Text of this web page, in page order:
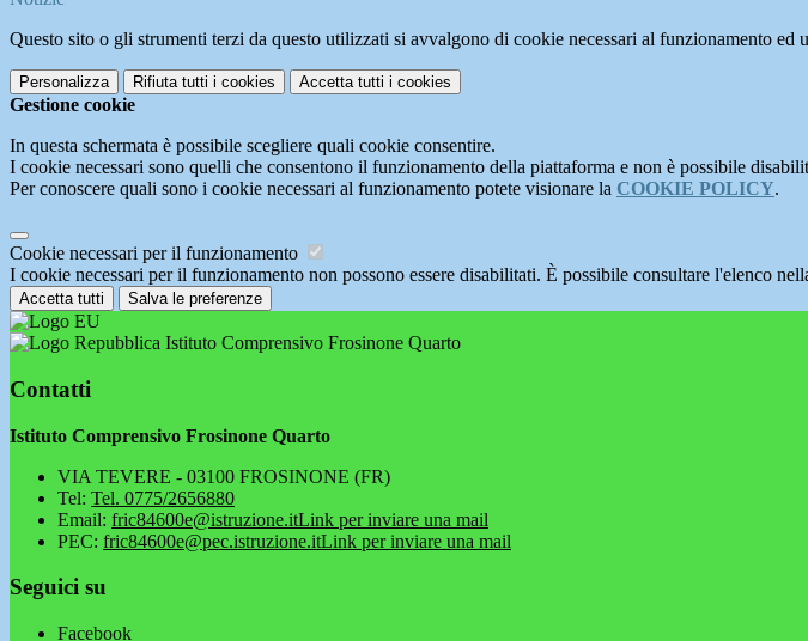
Questo sito o gli strumenti terzi da questo utilizzati si avvalgono di cookie necessari al funzionamento ed
Personalizza Rifiuta tutti i cookies Accetta tutti i cookies
Gestione cookie
In questa schermata è possibile scegliere quali cookie consentire.
I cookie necessari sono quelli che consentono il funzionamento della piattaforma e non è possibile
Per conoscere quali sono i cookie necessari al funzionamento potete visionare la COOKIE POLICY.
Cookie necessari per il funzionamento
I cookie necessari per il funzionamento non possono essere disabilitati. È possibile consultare l'elenco
Accetta tutti Salva le preferenze
Istituto Comprensivo Frosinone Quarto
Contatti
Istituto Comprensivo Frosinone Quarto
VIA TEVERE - 03100 FROSINONE (FR)
Tel: Tel. 0775/2656880
Email: fric84600e@istruzione.itLink per inviare una mail
PEC: fric84600e@pec.istruzione.itLink per inviare una mail
Seguici su
Facebook